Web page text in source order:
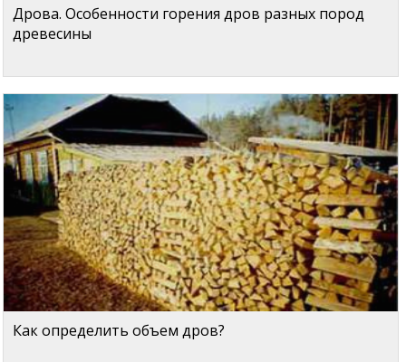
Дрова. Особенности горения дров разных пород
древесины
Как определить объем дров?